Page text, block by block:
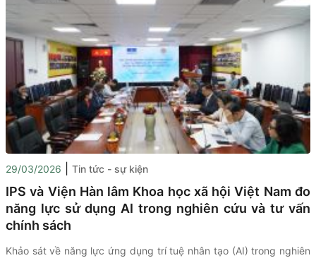
29/03/2026 Tin tức - sự kiện
IPS và Viện Hàn lâm Khoa học xã hội Việt Nam đo
năng lực sử dụng AI trong nghiên cứu và tư vấn
chính sách
Khảo sát về năng lực ứng dụng trí tuệ nhân tạo (AI) trong nghiên